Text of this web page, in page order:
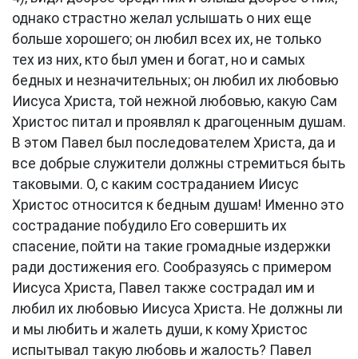
однако страстно желал услышать о них еще
больше хорошего; он любил всех их, не только
тех из них, кто был умен и богат, но и самых
бедных и незначительных; он любил их любовью
Иисуса Христа, той нежной любовью, какую Сам
Христос питал и проявлял к драгоценным душам.
В этом Павел был последователем Христа, да и
все добрые служители должны стремиться быть
таковыми. О, с каким состраданием Иисус
Христос относится к бедным душам! Именно это
сострадание побудило Его совершить их
спасение, пойти на такие громадные издержки
ради достижения его. Сообразуясь с примером
Иисуса Христа, Павел также сострадал им и
любил их любовью Иисуса Христа. Не должны ли
и мы любить и жалеть души, к кому Христос
испытывал такую любовь и жалость? Павел